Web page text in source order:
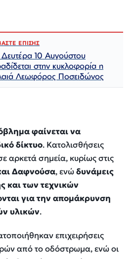
ΕΠΙΣΗΣ
Δευτέρα 10 Αυγούστου
στην κυκλοφορία η
Λεωφόρος Ποσειδώνος
φαίνεται να
δίκτυο. Κατολισθήσεις
αρκετά σημεία, κυρίως στις
Δαφνούσα, ενώδυνάμεις
και των τεχνικών
για την απομάκρυνση
υλικών.
επιχειρήσεις
από το οδόστρωμα, ενώ οι